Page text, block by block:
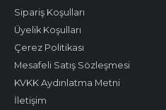
Sipariş Koşulları
Üyelik Koşulları
Çerez Politikası
Mesafeli Satış Sözleşmesi
KVKK Aydınlatma Metni
İletişim